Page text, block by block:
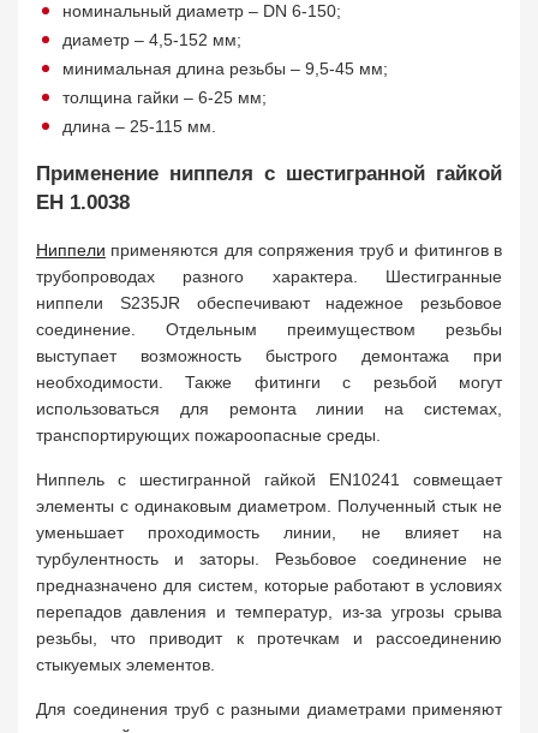
номинальный диаметр – DN 6-150;
диаметр – 4,5-152 мм;
минимальная длина резьбы – 9,5-45 мм;
толщина гайки – 6-25 мм;
длина – 25-115 мм.
Применение ниппеля с шестигранной гайкой
ЕН 1.0038
Ниппели применяются для сопряжения труб и фитингов в
трубопроводах разного характера. Шестигранные
ниппели S235JR обеспечивают надежное резьбовое
соединение. Отдельным преимуществом резьбы
выступает возможность быстрого демонтажа при
необходимости. Также фитинги с резьбой могут
использоваться для ремонта линии на системах,
транспортирующих пожароопасные среды.
Ниппель с шестигранной гайкой EN10241 совмещает
элементы с одинаковым диаметром. Полученный стык не
уменьшает проходимость линии, не влияет на
турбулентность и заторы. Резьбовое соединение не
предназначено для систем, которые работают в условиях
перепадов давления и температур, из-за угрозы срыва
резьбы, что приводит к протечкам и рассоединению
стыкуемых элементов.
Для соединения труб с разными диаметрами применяют